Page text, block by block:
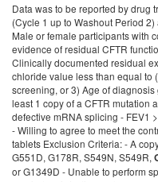
Data was to be reported by drug
(Cycle 1 up to Washout Period
Male or female participants with
evidence of residual CFTR
Clinically documented residual
chloride value less than equal to
screening, or 3) Age of
least 1 copy of a CFTR mutation
defective mRNA splicing - FEV1
- Willing to agree to meet the
tablets Exclusion Criteria: - A
G551D, G178R, S549N, S549R,
or G1349D - Unable to perform